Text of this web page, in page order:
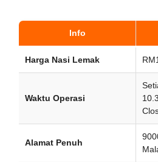
Info
Harga Nasi Lemak
Waktu Operasi
Alamat Penuh